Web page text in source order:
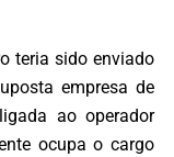
teria sido enviado
empresa de
ao operador
ocupa o cargo